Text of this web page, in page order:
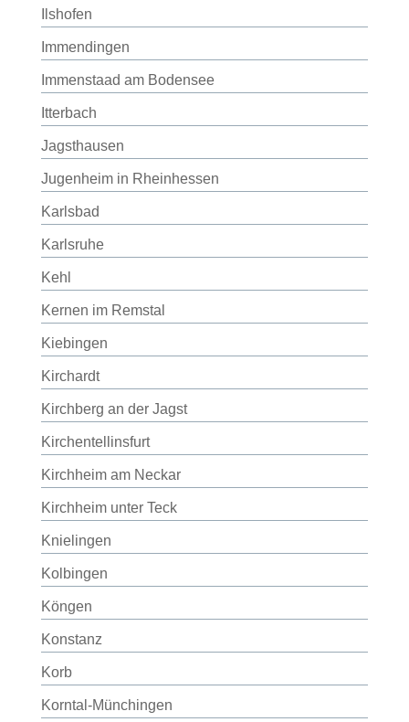
Ilshofen
Immendingen
Immenstaad am Bodensee
Itterbach
Jagsthausen
Jugenheim in Rheinhessen
Karlsbad
Karlsruhe
Kehl
Kernen im Remstal
Kiebingen
Kirchardt
Kirchberg an der Jagst
Kirchentellinsfurt
Kirchheim am Neckar
Kirchheim unter Teck
Knielingen
Kolbingen
Köngen
Konstanz
Korb
Korntal-Münchingen